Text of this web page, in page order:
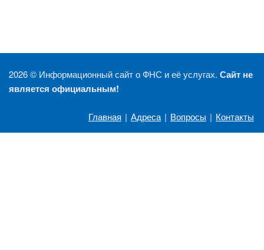
2026 © Информационный сайт о ФНС и её услугах. Сайт не
является официальным!
Главная | Адреса | Вопросы | Контакты